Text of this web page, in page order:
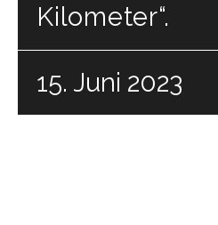
Kilometer“.
15. Juni 2023